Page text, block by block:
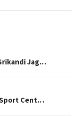
Jag…
Sport Cent…